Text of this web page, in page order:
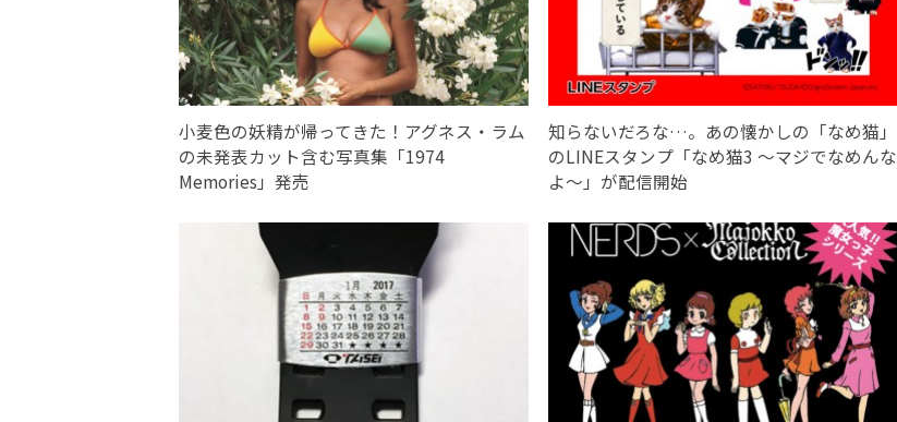
小麦色の妖精が帰ってきた！アグネス・ラム
の未発表カット含む写真集「1974
Memories」発売
知らないだろな…。あの懐かしの「なめ猫」
のLINEスタンプ「なめ猫3 ～マジでなめんな
よ～」が配信開始